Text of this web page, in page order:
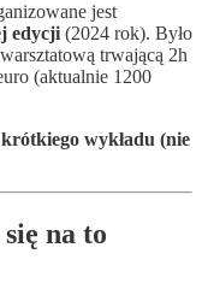
jest
edycji (2024 rok). Było
trwającą 2h
(aktualnie 1200
krótkiego wykładu (nie
na to